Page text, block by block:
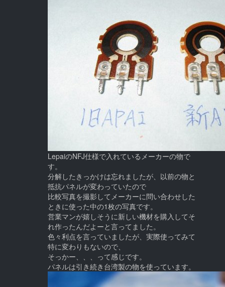
LepaiのNFJ仕様で入れているメーカーの物で
す。
分解したきっかけは忘れましたが、以前の物と
抵抗パネルが変わっていたので
比較写真を撮影してメーカーに問い合わせした
ときに使った中の1枚の写真です。
営業マンが嬉しそうに新しい機材を購入してそ
れ作ったんだよーと言ってました。
色々利点を言っていましたが、実際使ってみて
特に変わりもないので、
そっかー、、、って感じです。
パネルは引き続き台湾製の物を使っています。